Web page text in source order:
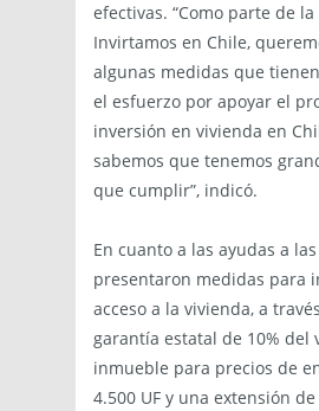
efectivas. “Como parte de
Invirtamos en Chile,
algunas medidas que
el esfuerzo por apoyar el
inversión en vivienda en
sabemos que tenemos
que cumplir”, indicó.
En cuanto a las ayudas a
presentaron medidas para
acceso a la vivienda, a
garantía estatal de 10% del
inmueble para precios de
4.500 UF y una extensión